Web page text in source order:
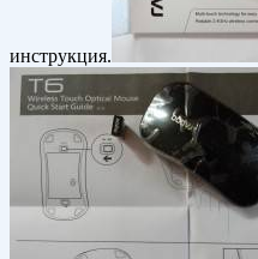
инструкция.